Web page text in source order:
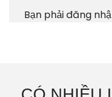
Bạn phảiđăng